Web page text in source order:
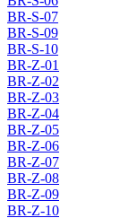
BR-S-07
BR-S-09
BR-S-10
BR-Z-01
BR-Z-02
BR-Z-03
BR-Z-04
BR-Z-05
BR-Z-06
BR-Z-07
BR-Z-08
BR-Z-09
BR-Z-10